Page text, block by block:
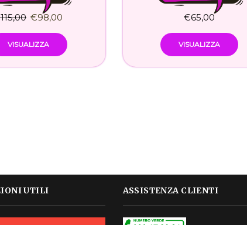
115,00 €98,00
VISUALIZZA
€65,00
VISUALIZZA
UTILI ASSISTENZA CLIENTI